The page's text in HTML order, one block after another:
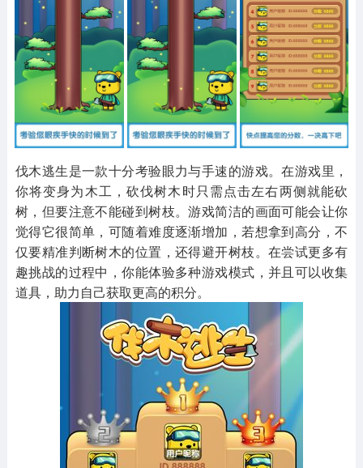
伐木逃生是一款十分考验眼力与手速的游戏。在游戏里，
你将变身为木工，砍伐树木时只需点击左右两侧就能砍
树，但要注意不能碰到树枝。游戏简洁的画面可能会让你
觉得它很简单，可随着难度逐渐增加，若想拿到高分，不
仅要精准判断树木的位置，还得避开树枝。在尝试更多有
趣挑战的过程中，你能体验多种游戏模式，并且可以收集
道具，助力自己获取更高的积分。